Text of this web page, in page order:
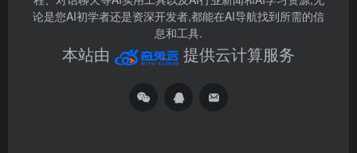
论是您AI初学者还是资深开发者,都能在AI导航找到所需的信
息和工具.
本站由 提供云计算服务